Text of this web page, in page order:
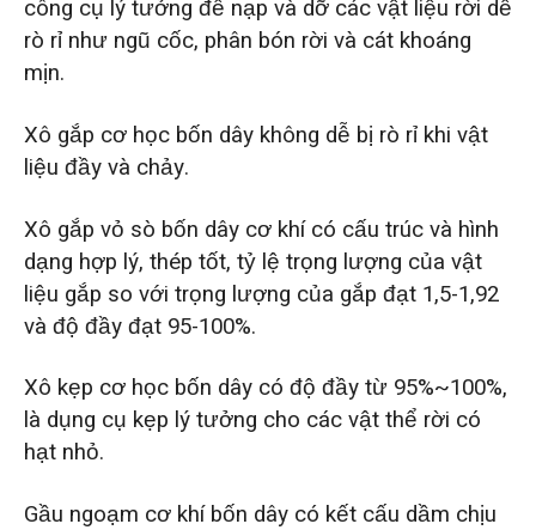
công cụ lý tưởng để nạp và dỡ các vật liệu rời dễ
rò rỉ như ngũ cốc, phân bón rời và cát khoáng
mịn.
Xô gắp cơ học bốn dây không dễ bị rò rỉ khi vật
liệu đầy và chảy.
Xô gắp vỏ sò bốn dây cơ khí có cấu trúc và hình
dạng hợp lý, thép tốt, tỷ lệ trọng lượng của vật
liệu gắp so với trọng lượng của gắp đạt 1,5-1,92
và độ đầy đạt 95-100%.
Xô kẹp cơ học bốn dây có độ đầy từ 95%~100%,
là dụng cụ kẹp lý tưởng cho các vật thể rời có
hạt nhỏ.
Gầu ngoạm cơ khí bốn dây có kết cấu dầm chịu